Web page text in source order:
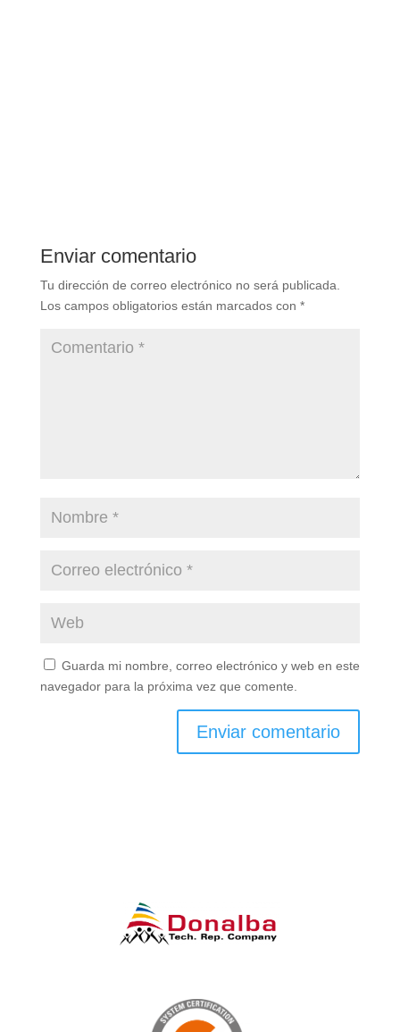
Enviar comentario
Tu dirección de correo electrónico no será publicada.
Los campos obligatorios están marcados con *
Guarda mi nombre, correo electrónico y web en este
navegador para la próxima vez que comente.